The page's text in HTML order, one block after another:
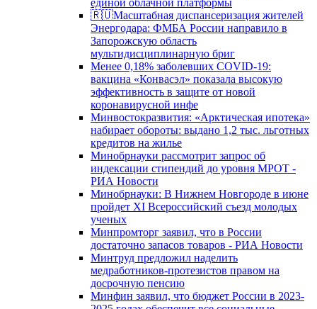
единой облачной платформы
🇷🇺Масштабная диспансеризация жителей
Энергодара: ФМБА России направило в
Запорожскую область
мультидисциплинарную бриг
Менее 0,18% заболевших COVID-19:
вакцина «Конвасэл» показала высокую
эффективность в защите от новой
коронавирусной инфе
Минвостокразвития: «Арктическая ипотека»
набирает обороты: выдано 1,2 тыс. льготных
кредитов на жилье
Минобрнауки рассмотрит запрос об
индексации стипендий до уровня МРОТ -
РИА Новости
Минобрнауки: В Нижнем Новгороде в июне
пройдет XI Всероссийский съезд молодых
ученых
Минпромторг заявил, что в России
достаточно запасов товаров - РИА Новости
Минтруд предложил наделить
медработников-протезистов правом на
досрочную пенсию
Минфин заявил, что бюджет России в 2023-